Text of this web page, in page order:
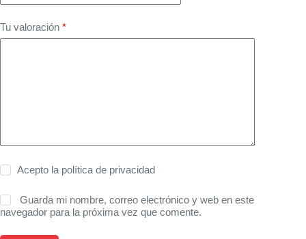
Tu valoración *
Acepto la política de privacidad
Guarda mi nombre, correo electrónico y web en este
navegador para la próxima vez que comente.